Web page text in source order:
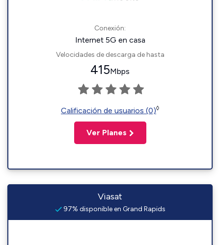
Conexión:
Internet 5G en casa
Velocidades de descarga de hasta
415Mbps
Calificación de usuarios (0)◊
Ver Planes
Viasat
97% disponible en Grand Rapids